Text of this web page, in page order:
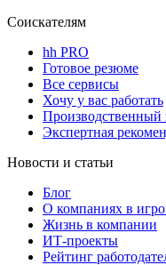
Соискателям
hh PRO
Готовое резюме
Все сервисы
Хочу у вас работать
Производственный
Экспертная
Новости и статьи
Блог
О компаниях в
Жизнь в компании
ИТ-проекты
Рейтинг